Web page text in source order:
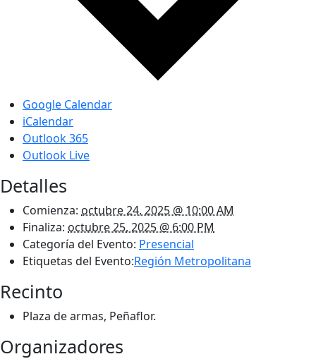
Google Calendar
iCalendar
Outlook 365
Outlook Live
Detalles
Comienza: octubre 24, 2025 @ 10:00 AM
Finaliza: octubre 25, 2025 @ 6:00 PM
Categoría del Evento: Presencial
Etiquetas del Evento:Región Metropolitana
Recinto
Plaza de armas, Peñaflor.
Organizadores